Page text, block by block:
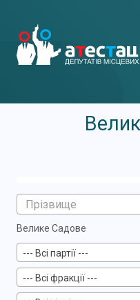
Велике Садове
--- Всі партії ---
--- Всі фракції ---